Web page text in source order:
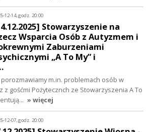
12-14, godz. 20:00
Stowarzyszenie na
Wsparcia Osób z Autyzmem i
Zaburzeniami
„A To My” i
m.in. problemach osób w
z gośćmi Pożytecznch ze Stowarzyszenia A To
» więcej
12-07, godz. 20:00